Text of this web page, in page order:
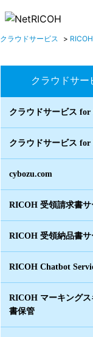
クラウドサービス >
クラウドサー
クラウドサービス for
クラウドサービス
cybozu.com
RICOH 受領請求書サ
RICOH 受領納品書サ
RICOH Chatbot
RICOH マーキング
書保管